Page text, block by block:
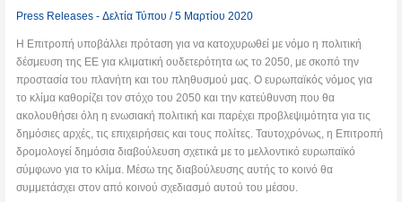
Press Releases - Δελτία Τύπου /5 Μαρτίου 2020
Η Επιτροπή υποβάλλει πρόταση για να κατοχυρωθεί με νόμο η πολιτική
δέσμευση της ΕΕ για κλιματική ουδετερότητα ως το 2050, με σκοπό την
προστασία του πλανήτη και του πληθυσμού μας. Ο ευρωπαϊκός νόμος για
το κλίμα καθορίζει τον στόχο του 2050 και την κατεύθυνση που θα
ακολουθήσει όλη η ενωσιακή πολιτική και παρέχει προβλεψιμότητα για τις
δημόσιες αρχές, τις επιχειρήσεις και τους πολίτες. Ταυτοχρόνως, η Επιτροπή
δρομολογεί δημόσια διαβούλευση σχετικά με το μελλοντικό ευρωπαϊκό
σύμφωνο για το κλίμα. Μέσω της διαβούλευσης αυτής το κοινό θα
συμμετάσχει στον από κοινού σχεδιασμό αυτού του μέσου.